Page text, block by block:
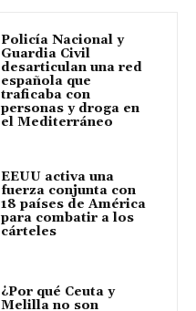
Policía Nacional y
Guardia Civil
desarticulan una red
española que
traficaba con
personas y droga en
el Mediterráneo
EEUU activa una
fuerza conjunta con
18 países de América
para combatir a los
cárteles
¿Por qué Ceuta y
Melilla no son